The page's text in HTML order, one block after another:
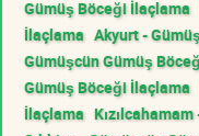
Gümüş Böceği İlaçlama
İlaçlama Akyurt -
Gümüşcün Gümüş
Gümüş Böceği İlaçlama
İlaçlama